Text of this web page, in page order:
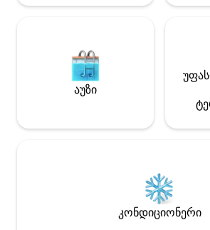
აუზი
კონდიციონერი